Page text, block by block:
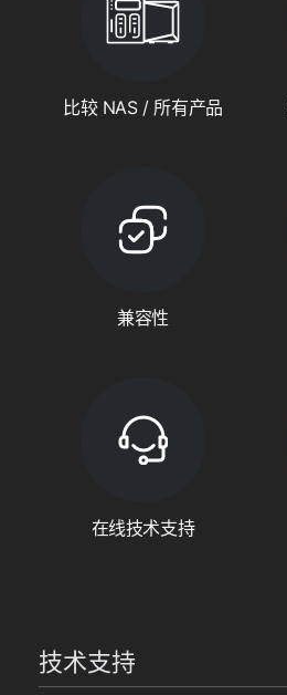
比较 NAS / 所有产品
兼容性
在线技术支持
技术支持